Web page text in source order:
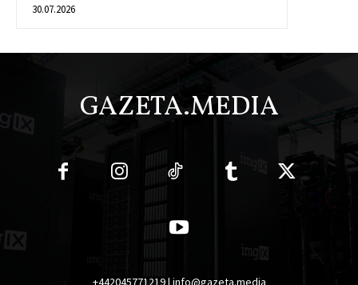
30.07.2026
GAZETA.MEDIA
+442045771219 | info@gazeta.media